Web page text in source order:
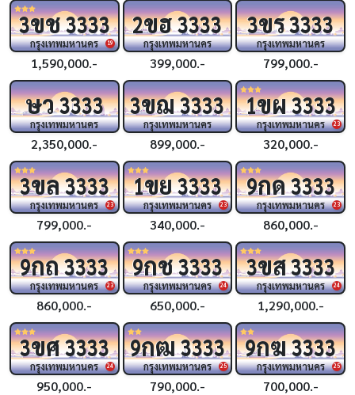
19
3ขช3333
กรุงเทพมหานคร
1,590,000.-
2ขฮ3333
กรุงเทพมหานคร
399,000.-
3ขร3333
กรุงเทพมหานคร
799,000.-
ษว3333
กรุงเทพมหานคร
2,350,000.-
3ขฌ3333
กรุงเทพมหานคร
899,000.-
23
1ขผ3333
กรุงเทพมหานคร
320,000.-
23
3ขล3333
กรุงเทพมหานคร
799,000.-
23
1ขย3333
กรุงเทพมหานคร
340,000.-
23
9กด3333
กรุงเทพมหานคร
860,000.-
23
9กถ3333
กรุงเทพมหานคร
860,000.-
24
9กช3333
กรุงเทพมหานคร
650,000.-
24
3ขส3333
กรุงเทพมหานคร
1,290,000.-
24
3ขศ3333
กรุงเทพมหานคร
950,000.-
25
9กฒ3333
กรุงเทพมหานคร
790,000.-
25
9กฆ3333
กรุงเทพมหานคร
700,000.-